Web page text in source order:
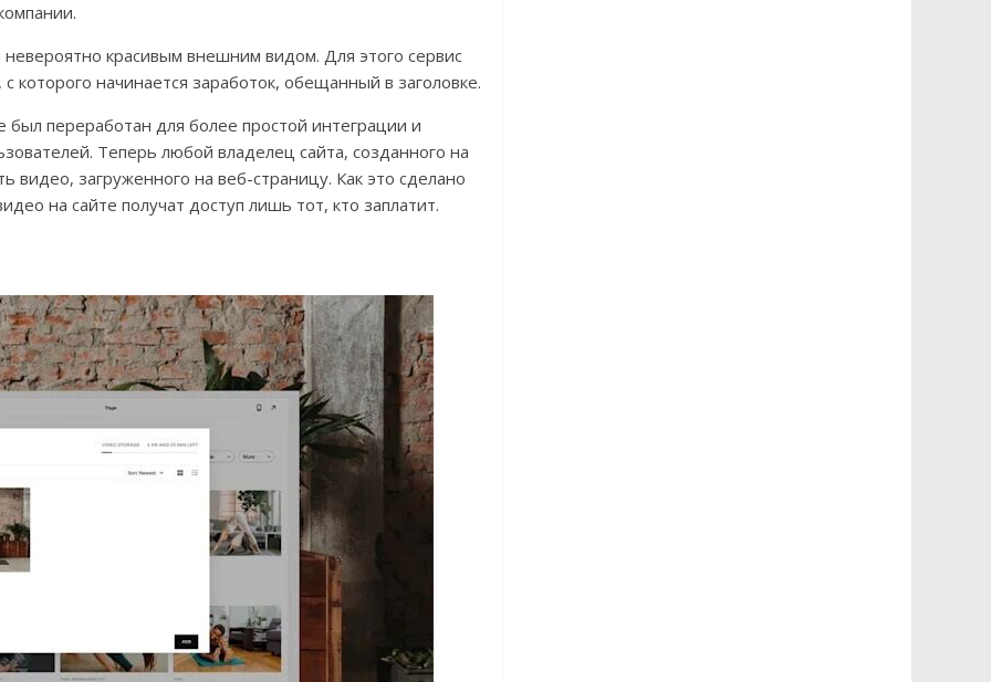
красивым внешним видом. Для этого сервис
которого начинается заработок, обещанный в заголовке.
был переработан для более простой интеграции и
Теперь любой владелец сайта, созданного на
видео, загруженного на веб-страницу. Как это сделано
на сайте получат доступ лишь тот, кто заплатит.